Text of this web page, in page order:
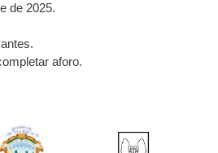
de 2025.
aforo.